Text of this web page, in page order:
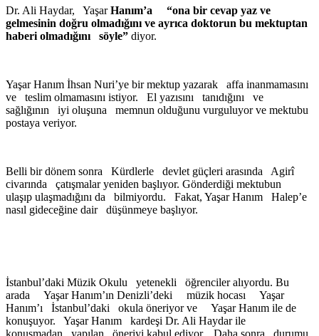
Dr. Ali Haydar, YaşarHanım’a “ona bir cevap yaz ve
gelmesinin doğru olmadığını ve ayrıca doktorun bu mektuptan
haberi olmadığını söyle” diyor.
Yaşar Hanım İhsan Nuri’ye bir mektup yazarak affa inanmamasını
ve teslim olmamasını istiyor. El yazısını tanıdığını ve
sağlığının iyi oluşuna memnun olduğunu vurguluyor ve mektubu
postaya veriyor.
Belli bir dönem sonra Kürdlerle devlet güçleri arasında Agirî
civarında çatışmalar yeniden başlıyor. Gönderdiği mektubun
ulaşıp ulaşmadığını da bilmiyordu. Fakat, Yaşar Hanım Halep’e
nasıl gideceğine dair düşünmeye başlıyor.
İstanbul’daki Müzik Okulu yetenekli öğrenciler alıyordu. Bu
arada Yaşar Hanım’ın Denizli’deki müzik hocası Yaşar
Hanım’ı İstanbul’daki okula öneriyor ve Yaşar Hanım ile de
konuşuyor. Yaşar Hanım kardeşi Dr. Ali Haydar ile
konuşmadan yapılan öneriyi kabul ediyor. Daha sonra durumu